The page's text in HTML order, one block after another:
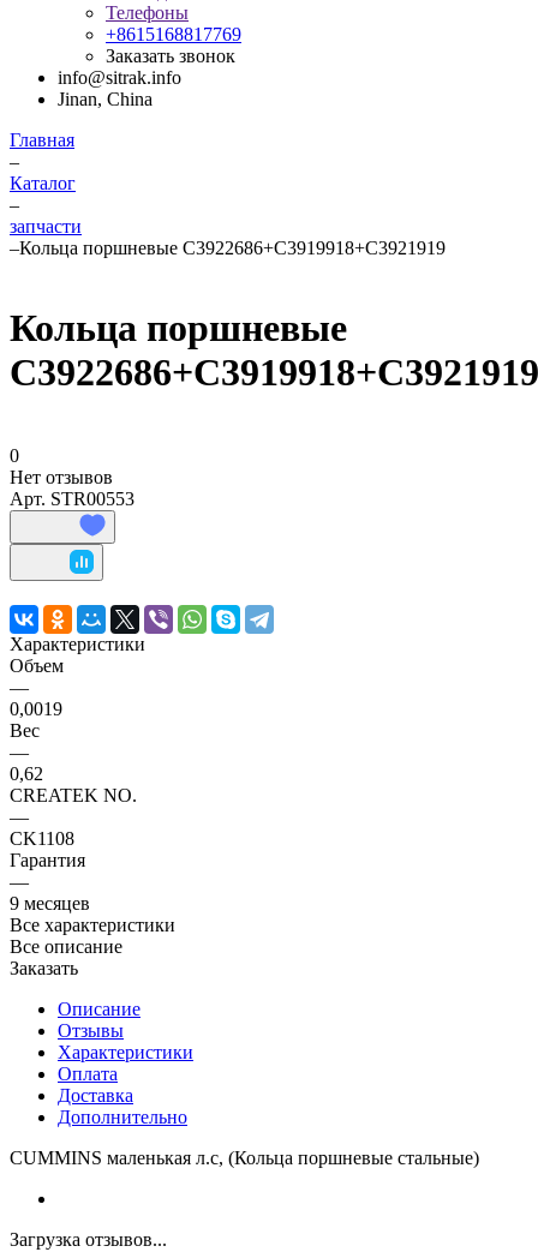
Телефоны
+8615168817769
Заказать звонок
info@sitrak.info
Jinan, China
Главная
–
Каталог
–
запчасти
–Кольца поршневые C3922686+C3919918+C3921919
Кольца поршневые
C3922686+C3919918+C3921919
0
Нет отзывов
Арт. STR00553
Характеристики
Объем
—
0,0019
Вес
—
0,62
CREATEK NO.
—
CK1108
Гарантия
—
9 месяцев
Все характеристики
Все описание
Заказать
Описание
Отзывы
Характеристики
Оплата
Доставка
Дополнительно
CUMMINS маленькая л.с, (Кольца поршневые стальные)
Загрузка отзывов...